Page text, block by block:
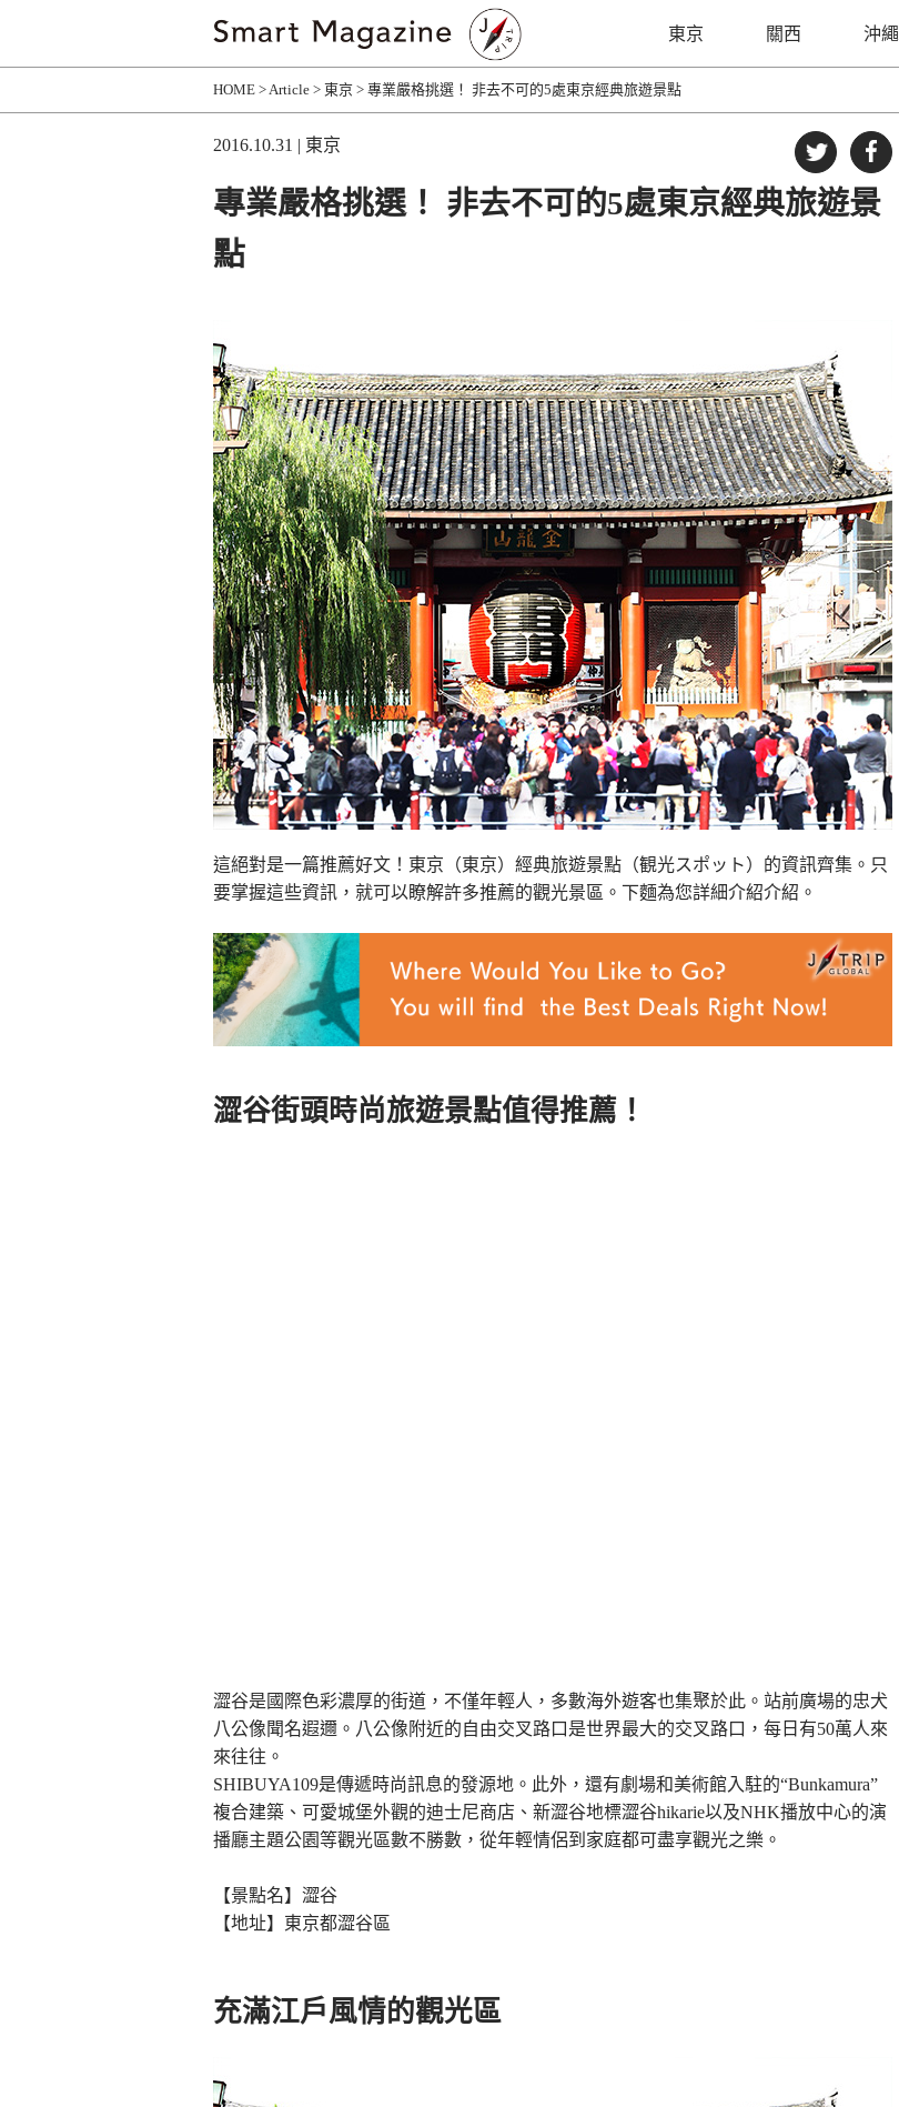
東京 關西 沖繩
HOME Article 東京 專業嚴格挑選！ 非去不可的5處東京經典旅遊景點
2016.10.31 | 東京
專業嚴格挑選！ 非去不可的5處東京經典旅遊景
點
這絕對是一篇推薦好文！東京（東京）經典旅遊景點（観光スポット）的資訊齊集。只
要掌握這些資訊，就可以瞭解許多推薦的觀光景區。下麵為您詳細介紹介紹。
澀谷街頭時尚旅遊景點值得推薦！
澀谷是國際色彩濃厚的街道，不僅年輕人，多數海外遊客也集聚於此。站前廣場的忠犬
八公像聞名遐邇。八公像附近的自由交叉路口是世界最大的交叉路口，每日有50萬人來
來往往。
SHIBUYA109是傳遞時尚訊息的發源地。此外，還有劇場和美術館入駐的“Bunkamura”
複合建築、可愛城堡外觀的迪士尼商店、新澀谷地標澀谷hikarie以及NHK播放中心的演
播廳主題公園等觀光區數不勝數，從年輕情侶到家庭都可盡享觀光之樂。
【景點名】澀谷
【地址】東京都澀谷區
充滿江戶風情的觀光區